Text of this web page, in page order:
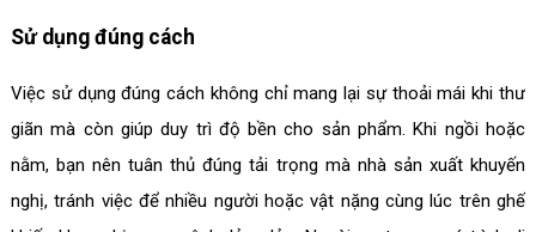
Sử dụng đúng cách
Việc sử dụng đúng cách không chỉ mang lại sự thoải mái khi thư
giãn mà còn giúp duy trì độ bền cho sản phẩm. Khi ngồi hoặc
nằm, bạn nên tuân thủ đúng tải trọng mà nhà sản xuất khuyến
nghị, tránh việc để nhiều người hoặc vật nặng cùng lúc trên ghế